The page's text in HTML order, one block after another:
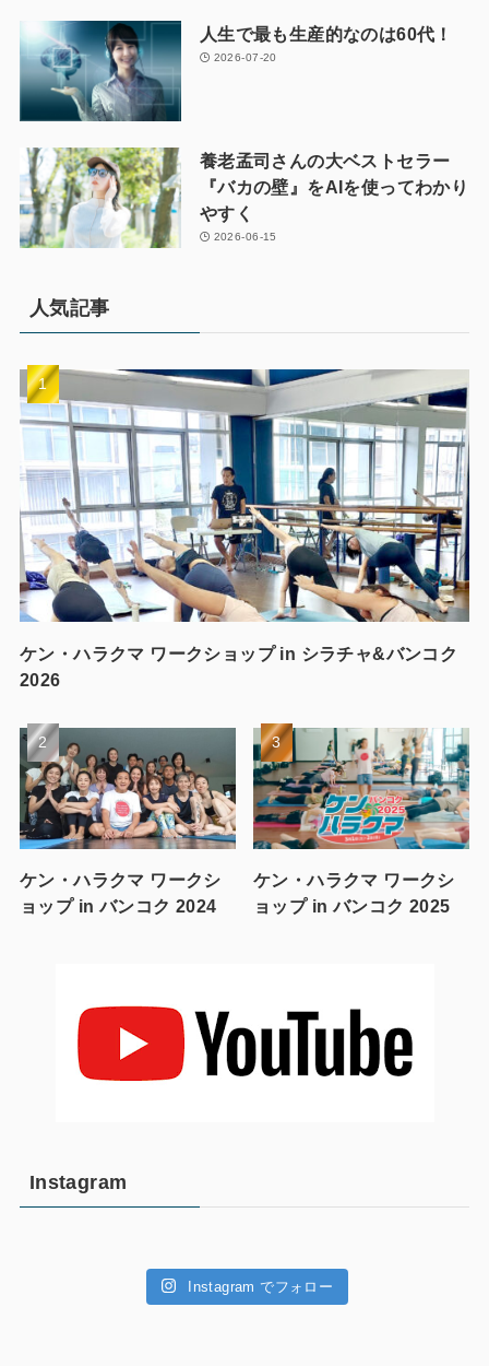
人生で最も生産的なのは60代！
2026-07-20
養老孟司さんの大ベストセラー
『バカの壁』をAIを使ってわかり
やすく
2026-06-15
人気記事
ケン・ハラクマ ワークショップ in シラチャ&バンコク
2026
ケン・ハラクマ ワークシ
ョップ in バンコク 2024
ケン・ハラクマ ワークシ
ョップ in バンコク 2025
Instagram
Instagram でフォロー